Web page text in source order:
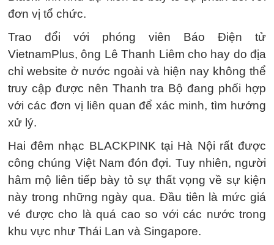
đơn vị tổ chức.
Trao đổi với phóng viên Báo Điện tử
VietnamPlus, ông Lê Thanh Liêm cho hay do địa
chỉ website ở nước ngoài và hiện nay không thể
truy cập được nên Thanh tra Bộ đang phối hợp
với các đơn vị liên quan để xác minh, tìm hướng
xử lý.
Hai đêm nhạc BLACKPINK tại Hà Nội rất được
công chúng Việt Nam đón đợi. Tuy nhiên, người
hâm mộ liên tiếp bày tỏ sự thất vọng về sự kiện
này trong những ngày qua. Đầu tiên là mức giá
vé được cho là quá cao so với các nước trong
khu vực như Thái Lan và Singapore.